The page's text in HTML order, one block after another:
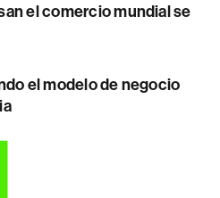
el comercio mundial se
el modelo de negocio